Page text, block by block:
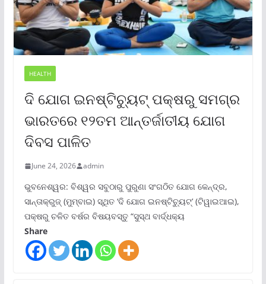
HEALTH
ଦି ଯୋଗ ଇନଷ୍ଟିଚ୍ୟୁଟ୍ ପକ୍ଷରୁ ସମଗ୍ର
ଭାରତରେ ୧୨ତମ ଆନ୍ତର୍ଜାତୀୟ ଯୋଗ
ଦିବସ ପାଳିତ
June 24, 2026 admin
ଭୁବନେଶ୍ୱର: ବିଶ୍ୱର ସବୁଠାରୁ ପୁରୁଣା ସଂଗଠିତ ଯୋଗ କେନ୍ଦ୍ର,
ସାନ୍ତାକ୍ରୁଜ୍ (ମୁମ୍ବାଇ) ସ୍ଥିତ ‘ଦି ଯୋଗ ଇନଷ୍ଟିଚ୍ୟୁଟ୍‌’ (ଟିୱାଇଆଇ),
ପକ୍ଷରୁ ଚଳିତ ବର୍ଷର ବିଷୟବସ୍ତୁ “ସୁସ୍ଥ ବାର୍ଦ୍ଧକ୍ୟ
Share